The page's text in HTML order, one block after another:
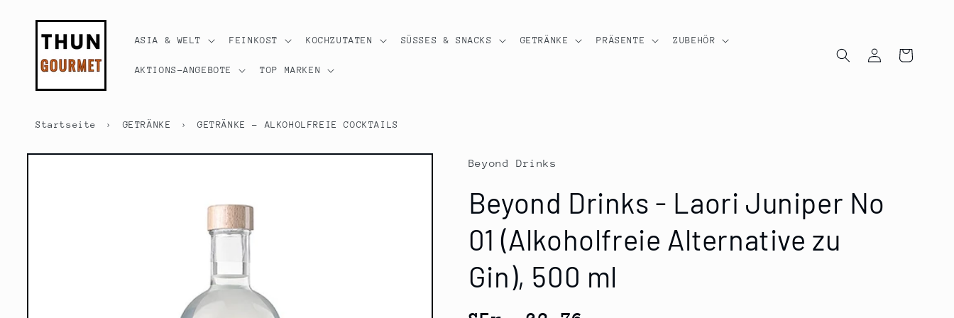
ASIA & WELT FEINKOST KOCHZUTATEN SÜSSES & SNACKS GETRÄNKE PRÄSENTE ZUBEHÖR
AKTIONS-ANGEBOTE TOP MARKEN
EinloggenWarenkorb
Startseite › GETRÄNKE › GETRÄNKE - ALKOHOLFREIE COCKTAILS
Beyond Drinks
Beyond Drinks - Laori Juniper No
01 (Alkoholfreie Alternative zu
Gin), 500 ml
Normaler